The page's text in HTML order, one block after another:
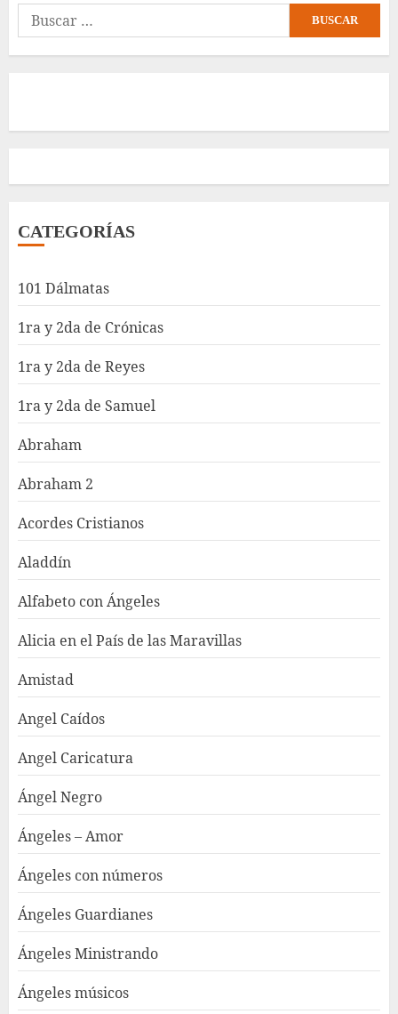
Buscar:
CATEGORÍAS
101 Dálmatas
1ra y 2da de Crónicas
1ra y 2da de Reyes
1ra y 2da de Samuel
Abraham
Abraham 2
Acordes Cristianos
Aladdín
Alfabeto con Ángeles
Alicia en el País de las Maravillas
Amistad
Angel Caídos
Angel Caricatura
Ángel Negro
Ángeles – Amor
Ángeles con números
Ángeles Guardianes
Ángeles Ministrando
Ángeles músicos